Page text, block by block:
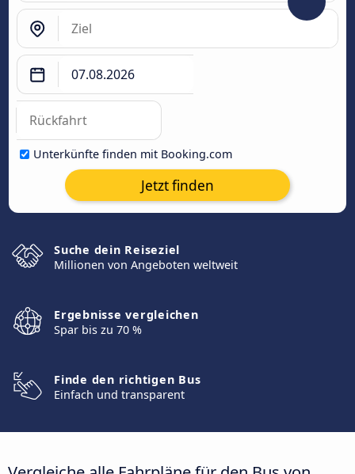
Unterkünfte finden mit Booking.com
Jetzt finden
Suche dein Reiseziel
Millionen von Angeboten weltweit
Ergebnisse vergleichen
Spar bis zu 70 %
Finde den richtigen Bus
Einfach und transparent